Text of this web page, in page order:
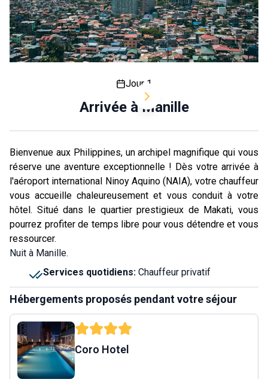
Jour 1
Arrivée à Manille
Bienvenue aux Philippines, un archipel magnifique qui vous
réserve une aventure exceptionnelle ! Dès votre arrivée à
l'aéroport international Ninoy Aquino (NAIA), votre chauffeur
vous accueille chaleureusement et vous conduit à votre
hôtel. Situé dans le quartier prestigieux de Makati, vous
pourrez profiter de temps libre pour vous détendre et vous
ressourcer.
Nuit à Manille.
Services quotidiens: Chauffeur privatif
Hébergements proposés pendant votre séjour
Coro Hotel